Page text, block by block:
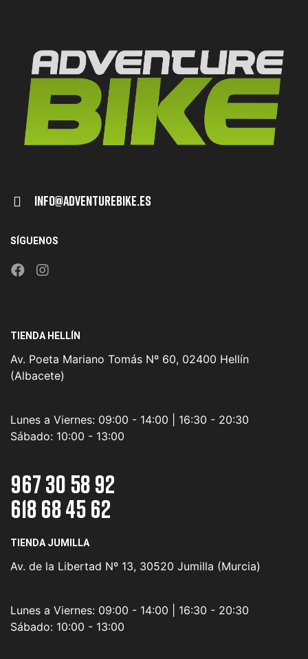
Info@adventurebike.es
SÍGUENOS
TIENDA HELLÍN
Av. Poeta Mariano Tomás Nº 60, 02400 Hellín
(Albacete)
Lunes a Viernes: 09:00 - 14:00 | 16:30 - 20:30
Sábado: 10:00 - 13:00
967 30 58 92
618 68 45 62
TIENDA JUMILLA
Av. de la Libertad Nº 13, 30520 Jumilla (Murcia)
Lunes a Viernes: 09:00 - 14:00 | 16:30 - 20:30
Sábado: 10:00 - 13:00